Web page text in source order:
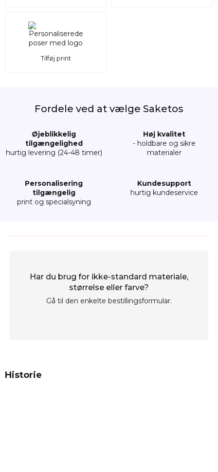
Tilføj print
Fordele ved at vælge Saketos
Øjeblikkelig
tilgængelighed
hurtig levering (24-48 timer)
Høj kvalitet
- holdbare og sikre
materialer
Personalisering
tilgængelig
print og specialsyning
Kundesupport
hurtig kundeservice
Har du brug for ikke-standard materiale,
størrelse eller farve?
Gå til den enkelte bestillingsformular.
Historie